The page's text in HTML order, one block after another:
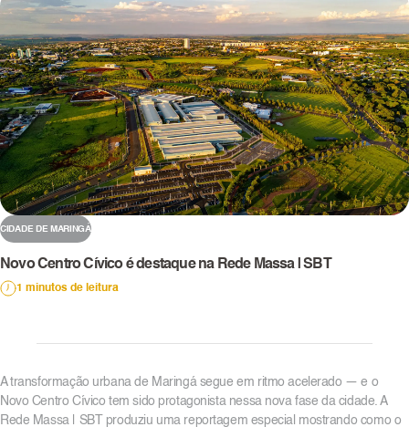
CIDADE DE MARINGÁ
Novo Centro Cívico é destaque na Rede Massa | SBT
1 minutos de leitura
A transformação urbana de Maringá segue em ritmo acelerado — e o
Novo Centro Cívico tem sido protagonista nessa nova fase da cidade. A
Rede Massa | SBT produziu uma reportagem especial mostrando como o